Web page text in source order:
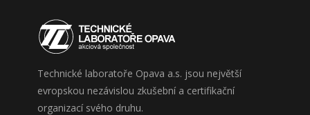
Technické laboratoře Opava a.s. jsou největší
evropskou nezávislou zkušební a certifikační
organizací svého druhu.